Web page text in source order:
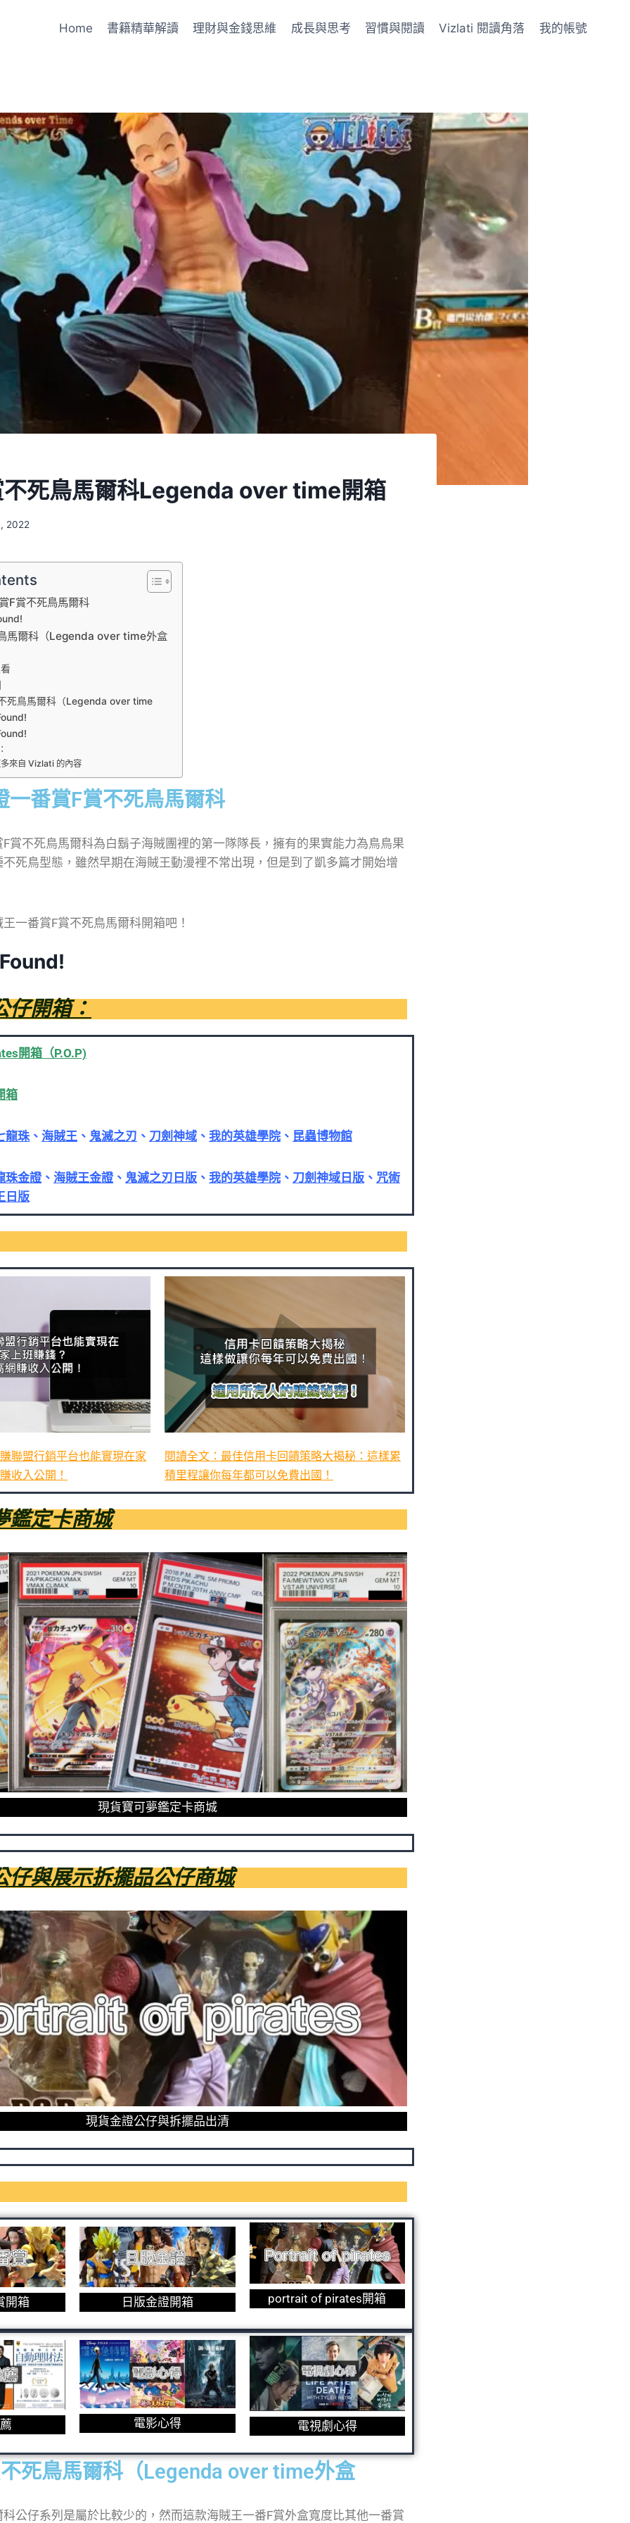
Home 書籍精華解讀 理財與金錢思維 成長與思考 習慣與閱讀 Vizlati 閱讀角落 我的帳號
不死鳥馬爾科Legenda over time開箱
2022
F賞不死鳥馬爾科
馬爾科（Legenda over time外盒
死鳥馬爾科（Legenda over time
來自 Vizlati 的內容
一番賞F賞不死鳥馬爾科
賞不死鳥馬爾科為白鬍子海賊團裡的第一隊隊長，擁有的果實能力為鳥鳥果
死鳥型態，雖然早期在海賊王動漫裡不常出現，但是到了凱多篇才開始增
一番賞F賞不死鳥馬爾科開箱吧！
仔開箱：
開箱（P.O.P)
箱
龍珠、 海賊王 、 鬼滅之刃 、 刀劍神域 、 我的英雄學院 、 昆蟲博物館
珠金證 、 海賊王金證 、 鬼滅之刃日版 、 我的英雄學院 、 刀劍神域日版 、 咒術
日版
聯盟行銷平台也能實現在家
收入公開！
閱讀全文：最佳信用卡回饋策略大揭秘：這樣累
積里程讓你每年都可以免費出國！
鑑定卡商城
現貨寶可夢鑑定卡商城
仔與展示拆擺品公仔商城
現貨金證公仔與拆擺品出清
開箱 日版金證開箱 portrait of pirates開箱
電影心得 電視劇心得
死鳥馬爾科（Legenda over time外盒
公仔系列是屬於比較少的，然而這款海賊王一番F賞外盒寬度比其他一番賞